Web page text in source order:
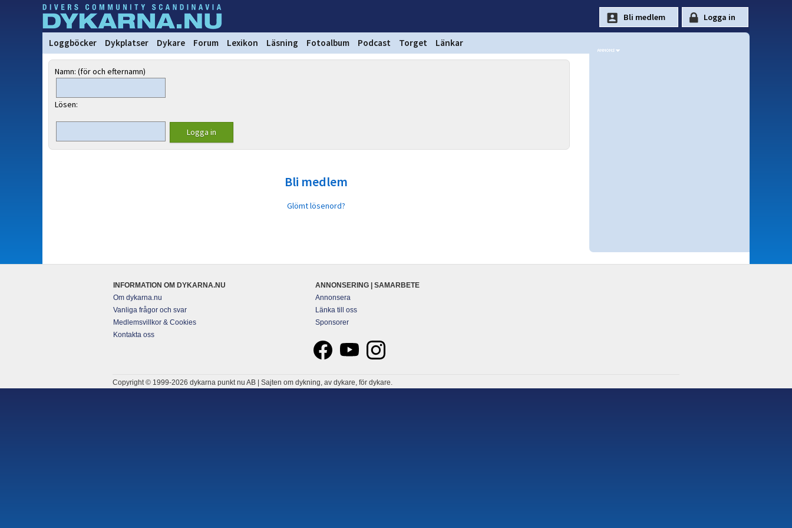
Loggböcker Dykplatser Dykare Forum Lexikon Läsning Fotoalbum Podcast Torget Länkar
Namn: (för och efternamn)
Lösen:
Bli medlem
Glömt lösenord?
INFORMATION OM DYKARNA.NU
Om dykarna.nu
Vanliga frågor och svar
Medlemsvillkor & Cookies
Kontakta oss
ANNONSERING | SAMARBETE
Annonsera
Länka till oss
Sponsorer
Copyright © 1999-2026 dykarna punkt nu AB | Sajten om dykning, av dykare, för dykare.